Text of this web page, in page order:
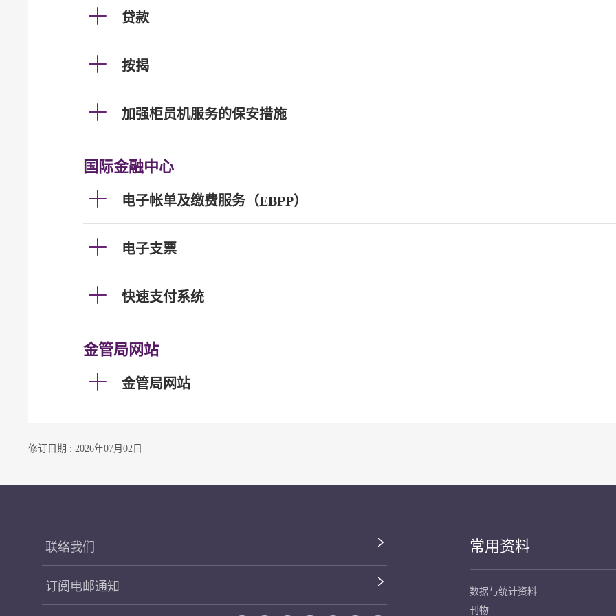
贷款
按揭
加强柜员机服务的保安措施
国际金融中心
电子帐单及缴费服务（EBPP）
电子支票
快速支付系统
金管局网站
金管局网站
修订日期 : 2026年07月02日
联络我们
订阅电邮通知
常用资料
数据与统计资料
刊物